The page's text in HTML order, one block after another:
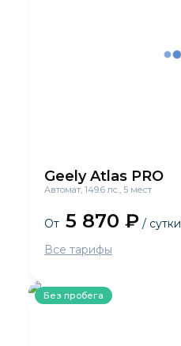
Geely Atlas PRO
Автомат, 149.6 лс., 5 мест
От 5 870 ₽ / сутки
Все тарифы
Без пробега